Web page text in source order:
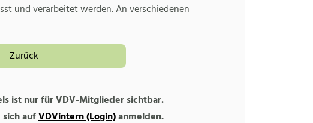
und verarbeitet werden. An verschiedenen
Zurück
ist nur für VDV-Mitglieder sichtbar.
aufVDVintern (Login)anmelden.